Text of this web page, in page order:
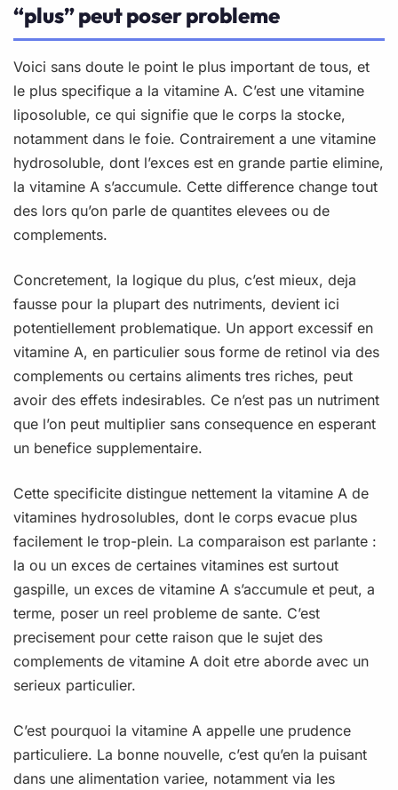
“plus” peut poser probleme
Voici sans doute le point le plus important de tous, et
le plus specifique a la vitamine A. C’est une vitamine
liposoluble, ce qui signifie que le corps la stocke,
notamment dans le foie. Contrairement a une vitamine
hydrosoluble, dont l’exces est en grande partie elimine,
la vitamine A s’accumule. Cette difference change tout
des lors qu’on parle de quantites elevees ou de
complements.
Concretement, la logique du plus, c’est mieux, deja
fausse pour la plupart des nutriments, devient ici
potentiellement problematique. Un apport excessif en
vitamine A, en particulier sous forme de retinol via des
complements ou certains aliments tres riches, peut
avoir des effets indesirables. Ce n’est pas un nutriment
que l’on peut multiplier sans consequence en esperant
un benefice supplementaire.
Cette specificite distingue nettement la vitamine A de
vitamines hydrosolubles, dont le corps evacue plus
facilement le trop-plein. La comparaison est parlante :
la ou un exces de certaines vitamines est surtout
gaspille, un exces de vitamine A s’accumule et peut, a
terme, poser un reel probleme de sante. C’est
precisement pour cette raison que le sujet des
complements de vitamine A doit etre aborde avec un
serieux particulier.
C’est pourquoi la vitamine A appelle une prudence
particuliere. La bonne nouvelle, c’est qu’en la puisant
dans une alimentation variee, notamment via les